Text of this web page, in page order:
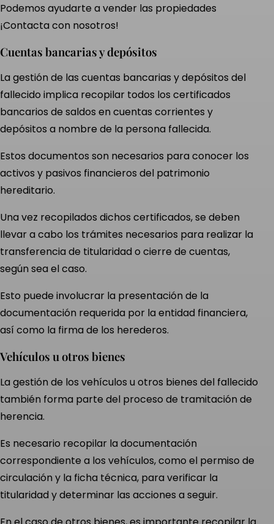
Podemos ayudarte a vender las propiedades
¡Contacta con nosotros!
Cuentas bancarias y depósitos
La gestión de las cuentas bancarias y depósitos del
fallecido implica recopilar todos los certificados
bancarios de saldos en cuentas corrientes y
depósitos a nombre de la persona fallecida.
Estos documentos son necesarios para conocer los
activos y pasivos financieros del patrimonio
hereditario.
Una vez recopilados dichos certificados, se deben
llevar a cabo los trámites necesarios para realizar la
transferencia de titularidad o cierre de cuentas,
según sea el caso.
Esto puede involucrar la presentación de la
documentación requerida por la entidad financiera,
así como la firma de los herederos.
Vehículos u otros bienes
La gestión de los vehículos u otros bienes del fallecido
también forma parte del proceso de tramitación de
herencia.
Es necesario recopilar la documentación
correspondiente a los vehículos, como el permiso de
circulación y la ficha técnica, para verificar la
titularidad y determinar las acciones a seguir.